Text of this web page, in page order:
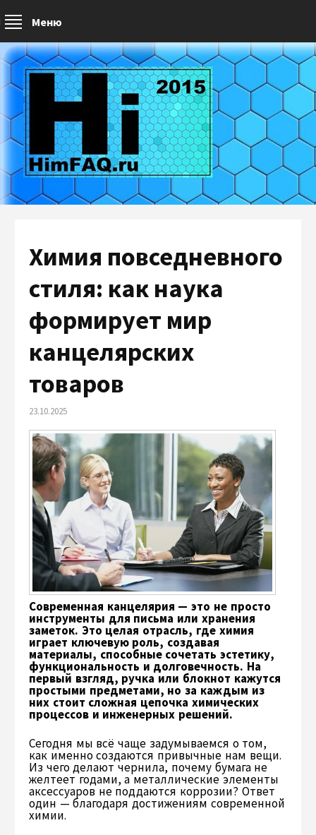
Меню
Химия повседневного
стиля: как наука
формирует мир
канцелярских
товаров
23.10.2025
Современная канцелярия — это не просто
инструменты для письма или хранения
заметок. Это целая отрасль, где химия
играет ключевую роль, создавая
материалы, способные сочетать эстетику,
функциональность и долговечность. На
первый взгляд, ручка или блокнот кажутся
простыми предметами, но за каждым из
них стоит сложная цепочка химических
процессов и инженерных решений.
Сегодня мы всё чаще задумываемся о том,
как именно создаются привычные нам вещи.
Из чего делают чернила, почему бумага не
желтеет годами, а металлические элементы
аксессуаров не поддаются коррозии? Ответ
один — благодаря достижениям современной
химии.